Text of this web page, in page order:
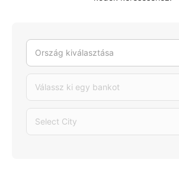
Ország kiválasztása
Válassz ki egy bankot
Select City